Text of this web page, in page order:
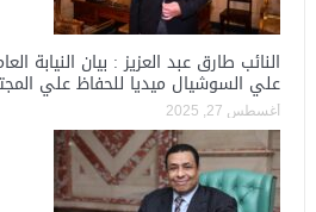
النائب طارق عبد العزيز : بيان النيابة
علي السوشيال ميديا للحفاظ علي
أغسطس 27, 2025